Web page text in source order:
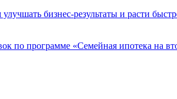
бизнес-результаты и расти
по программе «Семейная ипотека на